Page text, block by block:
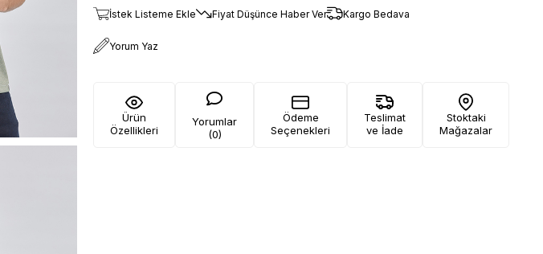
İstek Listeme Ekle Fiyat Düşünce Haber Ver Kargo Bedava
Yorum Yaz
Ürün
Özellikleri
Yorumlar
(0)
Ödeme
Seçenekleri
Teslimat
ve İade
Stoktaki
Mağazalar